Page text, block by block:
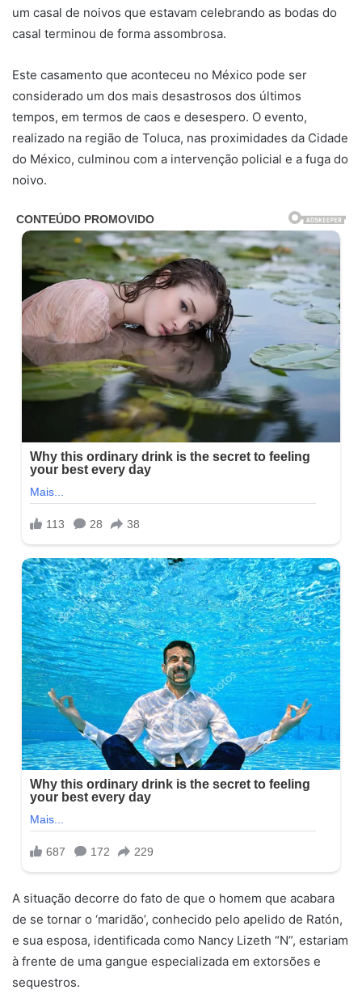
um casal de noivos que estavam celebrando as bodas do
casal terminou de forma assombrosa.
Este casamento que aconteceu no México pode ser
considerado um dos mais desastrosos dos últimos
tempos, em termos de caos e desespero. O evento,
realizado na região de Toluca, nas proximidades da Cidade
do México, culminou com a intervenção policial e a fuga do
noivo.
A situação decorre do fato de que o homem que acabara
de se tornar o ‘maridão’, conhecido pelo apelido de Ratón,
e sua esposa, identificada como Nancy Lizeth “N”, estariam
à frente de uma gangue especializada em extorsões e
sequestros.